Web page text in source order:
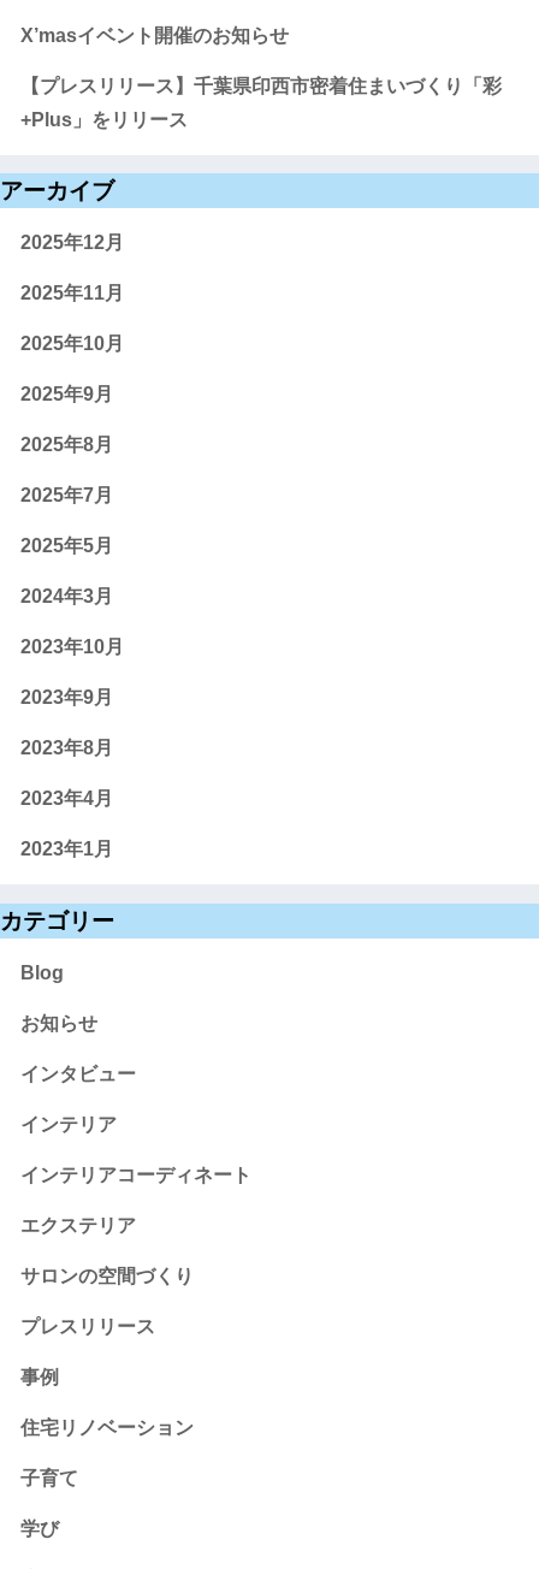
X’masイベント開催のお知らせ
【プレスリリース】千葉県印西市密着住まいづくり「彩
+Plus」をリリース
アーカイブ
2025年12月
2025年11月
2025年10月
2025年9月
2025年8月
2025年7月
2025年5月
2024年3月
2023年10月
2023年9月
2023年8月
2023年4月
2023年1月
カテゴリー
Blog
お知らせ
インタビュー
インテリア
インテリアコーディネート
エクステリア
サロンの空間づくり
プレスリリース
事例
住宅リノベーション
子育て
学び